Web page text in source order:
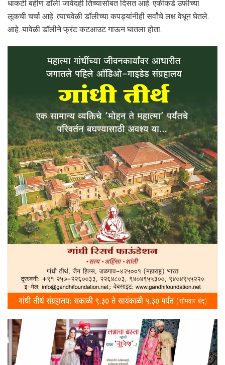
धाकटी बहीण डॉली जावेदही तिच्यासोबत दिसत आहे. एकीकडे उर्फीच्या
लूकची चर्चा आहे. त्याचवेळी डॉलीच्या कपड्यांनीही सर्वांचे लक्ष वेधून घेतले.
आहे. यावेळी डॉलीने फ्रंट कटआउट गाऊन घातला होता.